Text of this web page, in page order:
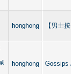
honghong 【男士
honghong Gossips